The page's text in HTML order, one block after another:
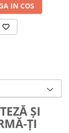
IN COS
ȘI
ȚI